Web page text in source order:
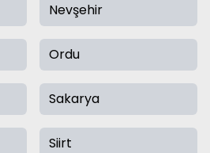
Nevşehir
Ordu
Sakarya
Siirt